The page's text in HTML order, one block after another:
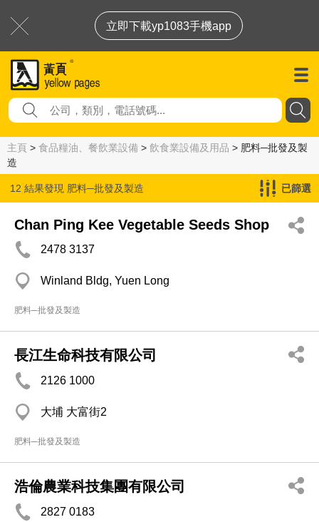
立即下載yp1083手機app
主頁 > 食品糧油、餐飲業設備 > 飲食業設備及用品 > 肥料─批發及製
造
12 結果發現 肥料─批發及製造 已篩選
Chan Ping Kee Vegetable Seeds Shop
2478 3137
Winland Bldg, Yuen Long
肥料─批發及製造
長江生命科技有限公司
2126 1000
大埔 大富街2
肥料─批發及製造
浩倫農業科技集團有限公司
2827 0183